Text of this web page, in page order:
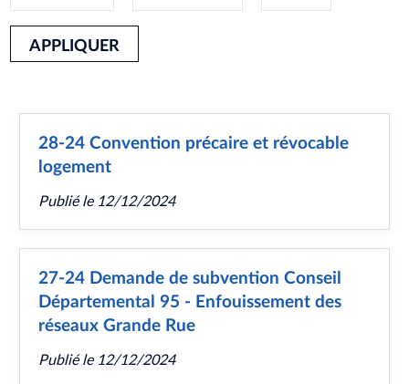
APPLIQUER
28-24 Convention précaire et révocable
logement
Publié le 12/12/2024
27-24 Demande de subvention Conseil
Départemental 95 - Enfouissement des
réseaux Grande Rue
Publié le 12/12/2024